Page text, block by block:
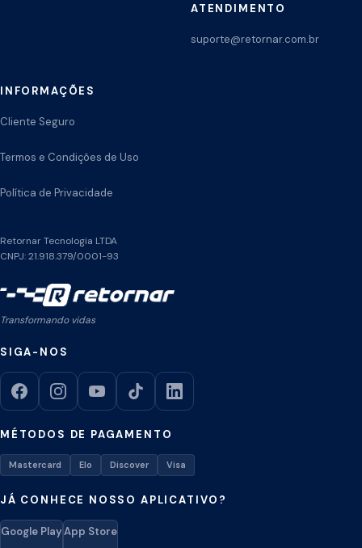
ATENDIMENTO
suporte@retornar.com.br
INFORMAÇÕES
Cliente Seguro
Termos e Condições de Uso
Política de Privacidade
Retornar Tecnologia LTDA
CNPJ: 21.918.379/0001-93
Transformando vidas
SIGA-NOS
MÉTODOS DE PAGAMENTO
Mastercard Elo Discover Visa
JÁ CONHECE NOSSO APLICATIVO?
Google PlayApp Store